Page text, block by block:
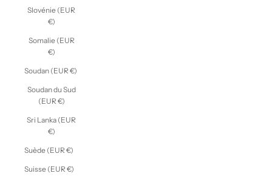
Slovénie (EUR
€)
Somalie (EUR
€)
Soudan (EUR €)
Soudan du Sud
(EUR €)
Sri Lanka (EUR
€)
Suède (EUR €)
Suisse (EUR €)